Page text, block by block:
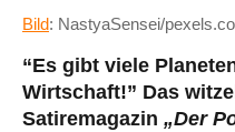
Bild: NastyaSensei/
“Es gibt viele
Wirtschaft!” Das
Satiremagazin „Der